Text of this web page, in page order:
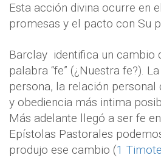
Esta acción divina ocurre en
promesas y el pacto con Su
Barclay identifica un cambio
palabra “fe” (¿Nuestra fe?).
persona, la relación personal
y obediencia más intima
Más adelante llegó a ser fe
Epístolas Pastorales
produjo ese cambio (1